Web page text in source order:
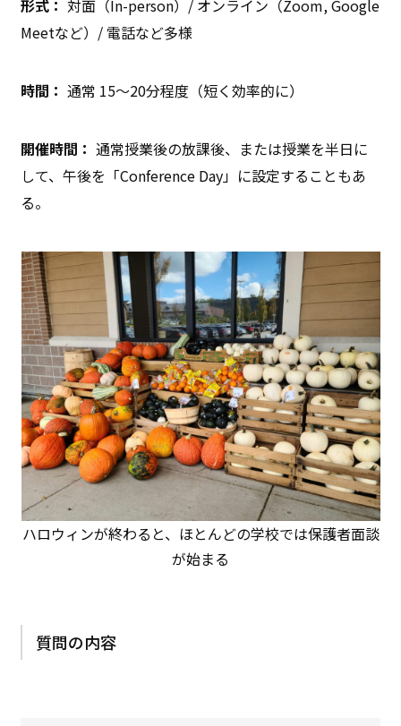
形式： 対面（In-person）/ オンライン（Zoom, Google
Meetなど）/ 電話など多様
時間： 通常 15〜20分程度（短く効率的に）
開催時間： 通常授業後の放課後、または授業を半日に
して、午後を「Conference Day」に設定することもあ
る。
ハロウィンが終わると、ほとんどの学校では保護者面談
が始まる
質問の内容